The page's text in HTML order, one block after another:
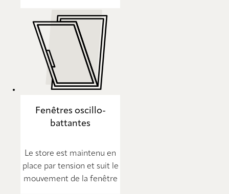
Fenêtres oscillo-
battantes
Le store est maintenu en
place par tension et suit le
mouvement de la fenêtre